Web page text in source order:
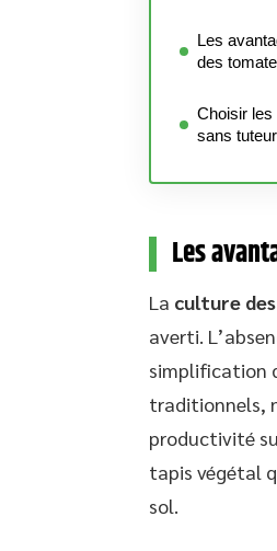
Les
des
Choisir les
sans tuteur
Les
La culture
averti.
simplification
traditionnels,
productivité
tapis végétal
sol.